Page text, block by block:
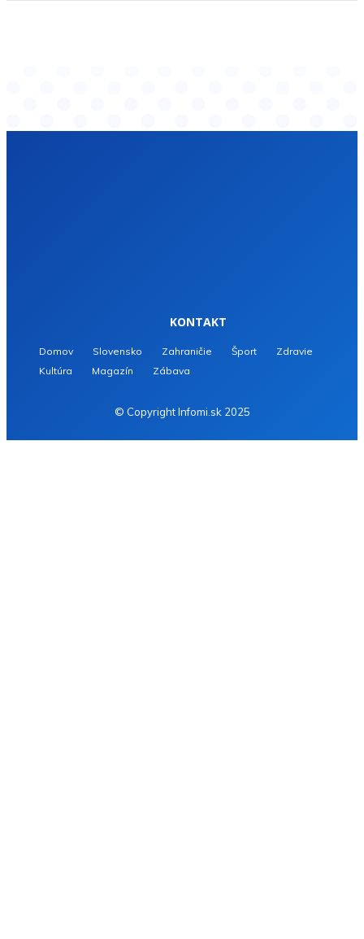
KONTAKT
Domov Slovensko Zahraničie Šport
Zdravie
Kultúra
Magazín Zábava
© Copyright Infomi.sk 2025